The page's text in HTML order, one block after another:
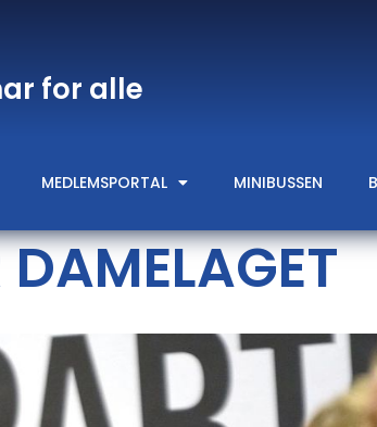
for alle
MEDLEMSPORTAL MINIBUSSEN
DAMELAGET